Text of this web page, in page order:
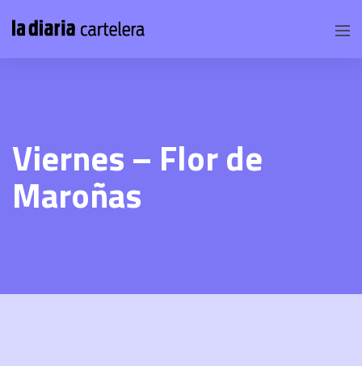
Viernes – Flor de
Maroñas